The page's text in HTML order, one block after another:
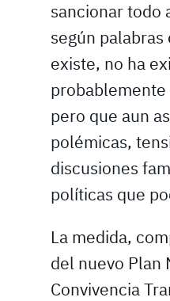
sancionar todo
según
existe, no ha
probablemente
pero que aun
polémicas,
discusiones
políticas que
La medida,
del nuevo Plan
Convivencia